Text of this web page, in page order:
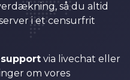
så du altid
i et censurfrit
via livechat eller
om vores